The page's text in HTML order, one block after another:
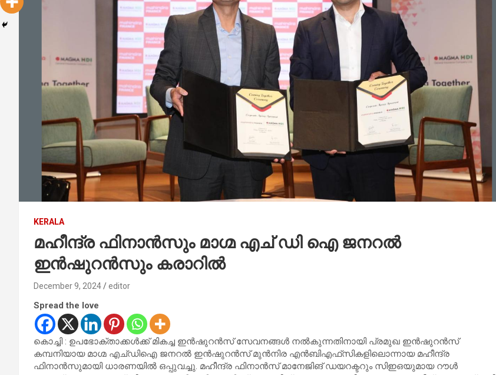
KERALA
മഹീന്ദ്ര ഫിനാന്‍സും മാഗ്മ എച് ഡി ഐ ജനറല്‍
ഇന്‍ഷുറന്‍സും കരാറില്‍
December 9, 2024 editor
Spread the love
കൊച്ചി : ഉപഭോക്താക്കള്‍ക്ക് മികച്ച ഇൻഷുറൻസ് സേവനങ്ങള്‍ നല്‍കുന്നതിനായി പ്രമുഖ ഇന്‍ഷുറന്‍സ്
കമ്പനിയായ മാഗ്മ എച്ഡിഐ ജനറല്‍ ഇന്‍ഷുറന്‍സ് മുന്‍നിര എന്‍ബിഎഫ്‌സികളിലൊന്നായ മഹീന്ദ്ര
ഫിനാന്‍സുമായി ധാരണയില്‍ ഒപ്പുവച്ചു. മഹീന്ദ്ര ഫിനാന്‍സ് മാനേജിങ് ഡയറക്ടറും സിഇഒയുമായ റൗള്‍